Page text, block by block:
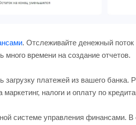
. Отслеживайте денежный
времени на создание отчетов.
платежей из вашего банка.
налоги и оплату по
системе управления финансами.